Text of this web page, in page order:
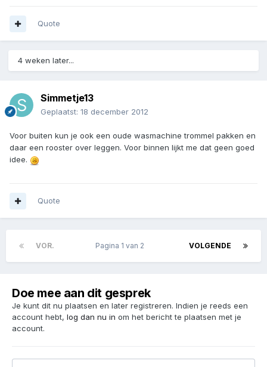
Quote
4 weken later...
Simmetje13
Geplaatst: 18 december 2012
Voor buiten kun je ook een oude wasmachine trommel pakken en
daar een rooster over leggen. Voor binnen lijkt me dat geen goed
idee.
Quote
VOR. VOLGENDE
Pagina 1 van 2
Doe mee aan dit gesprek
Je kunt dit nu plaatsen en later registreren. Indien je reeds een
account hebt, log dan nu in om het bericht te plaatsen met je
account.